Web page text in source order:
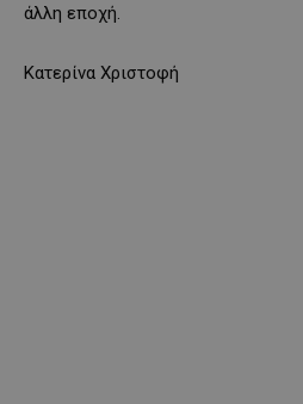
άλλη εποχή.
Κατερίνα Χριστοφή